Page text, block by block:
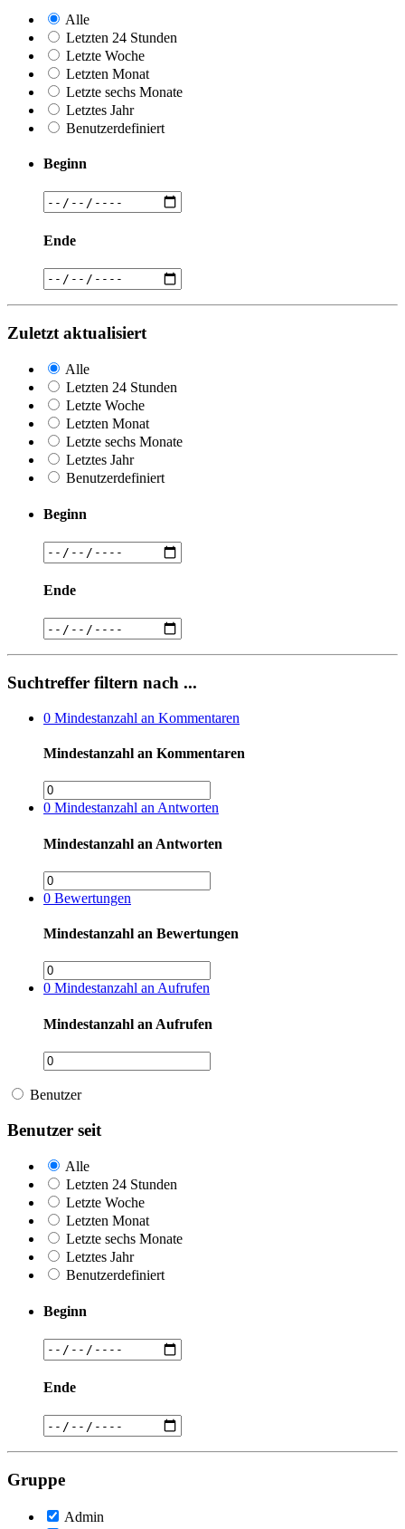
Alle
Letzten 24 Stunden
Letzte Woche
Letzten Monat
Letzte sechs Monate
Letztes Jahr
Benutzerdefiniert
Beginn
Ende
Zuletzt aktualisiert
Alle
Letzten 24 Stunden
Letzte Woche
Letzten Monat
Letzte sechs Monate
Letztes Jahr
Benutzerdefiniert
Beginn
Ende
Suchtreffer filtern nach ...
0 Mindestanzahl an Kommentaren
Mindestanzahl an Kommentaren
0 Mindestanzahl an Antworten
Mindestanzahl an Antworten
0 Bewertungen
Mindestanzahl an Bewertungen
0 Mindestanzahl an Aufrufen
Mindestanzahl an Aufrufen
Benutzer
Benutzer seit
Alle
Letzten 24 Stunden
Letzte Woche
Letzten Monat
Letzte sechs Monate
Letztes Jahr
Benutzerdefiniert
Beginn
Ende
Gruppe
Admin